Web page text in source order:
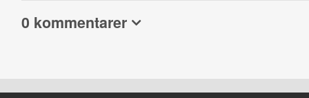
0 kommentarer